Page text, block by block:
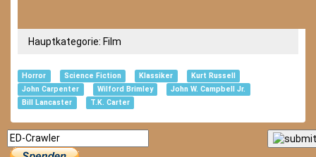
Hauptkategorie: Film
Horror Science Fiction Klassiker
Kurt Russell
John Carpenter
Wilford Brimley
John W. Campbell Jr.
Bill Lancaster
T.K. Carter